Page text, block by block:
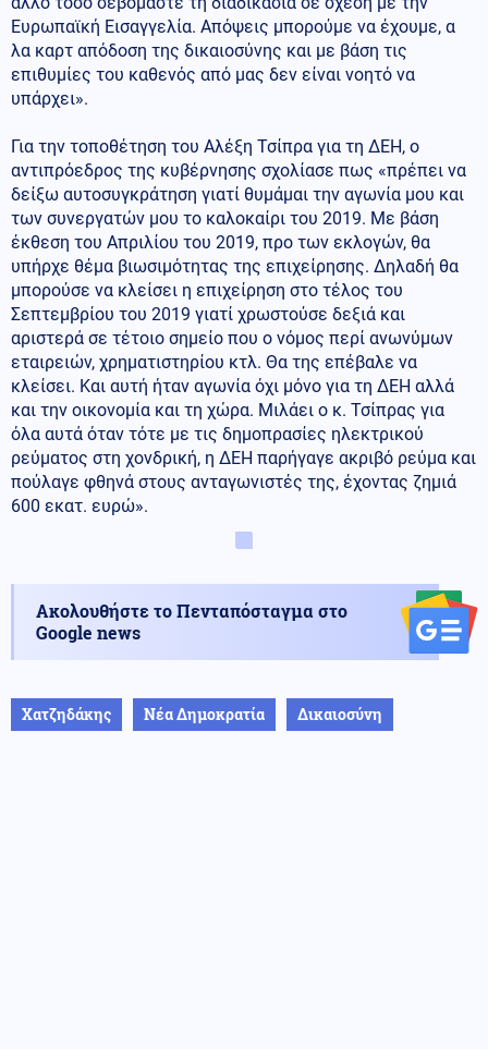
Ευρωπαϊκή Εισαγγελία. Απόψεις μπορούμε να έχουμε, α
λα καρτ απόδοση της δικαιοσύνης και με βάση τις
επιθυμίες του καθενός από μας δεν είναι νοητό να
υπάρχει».
Για την τοποθέτηση του Αλέξη Τσίπρα για τη ΔΕΗ, ο
αντιπρόεδρος της κυβέρνησης σχολίασε πως «πρέπει να
δείξω αυτοσυγκράτηση γιατί θυμάμαι την αγωνία μου και
των συνεργατών μου το καλοκαίρι του 2019. Με βάση
έκθεση του Απριλίου του 2019, προ των εκλογών, θα
υπήρχε θέμα βιωσιμότητας της επιχείρησης. Δηλαδή θα
μπορούσε να κλείσει η επιχείρηση στο τέλος του
Σεπτεμβρίου του 2019 γιατί χρωστούσε δεξιά και
αριστερά σε τέτοιο σημείο που ο νόμος περί ανωνύμων
εταιρειών, χρηματιστηρίου κτλ. Θα της επέβαλε να
κλείσει. Και αυτή ήταν αγωνία όχι μόνο για τη ΔΕΗ αλλά
και την οικονομία και τη χώρα. Μιλάει ο κ. Τσίπρας για
όλα αυτά όταν τότε με τις δημοπρασίες ηλεκτρικού
ρεύματος στη χονδρική, η ΔΕΗ παρήγαγε ακριβό ρεύμα και
πούλαγε φθηνά στους ανταγωνιστές της, έχοντας ζημιά
600 εκατ. ευρώ».
Ακολουθήστε το Πενταπόσταγμα στο
Google news
Χατζηδάκης Νέα Δημοκρατία Δικαιοσύνη